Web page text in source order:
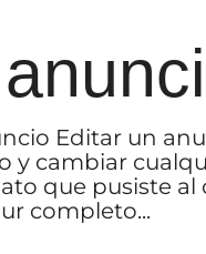
Editar un
y cambiar
que pusiste al
completo...